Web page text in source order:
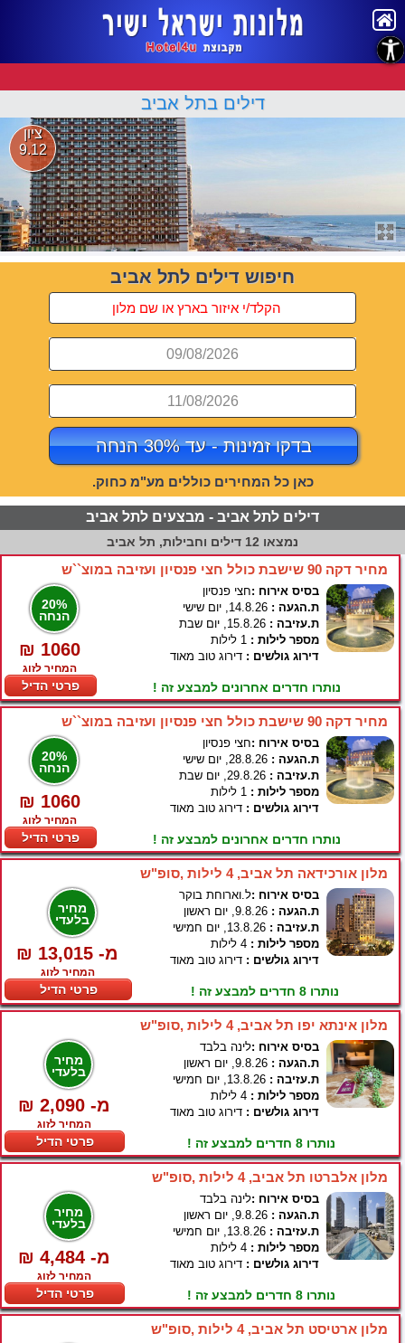
דילים בתל אביב
ציון
9.12
חיפוש דילים לתל אביב
09/08/2026
11/08/2026
בדקו זמינות - עד 30% הנחה
כאן כל המחירים כוללים מע"מ כחוק.
דילים לתל אביב - מבצעים לתל אביב
נמצאו 12 דילים וחבילות, תל אביב
מחיר דקה 90 שישבת כולל חצי פנסיון ועזיבה במוצ``ש
20%
הנחה
₪ 1060
המחיר לזוג
פרטי הדיל
בסיס אירוח :חצי פנסיון
ת.הגעה :
ת.עזיבה :
מספר לילות :
דירוג גולשים : דירוג טוב מאוד
נותרו חדרים אחרונים למבצע זה !
מחיר דקה 90 שישבת כולל חצי פנסיון ועזיבה במוצ``ש
20%
הנחה
₪ 1060
המחיר לזוג
פרטי הדיל
בסיס אירוח :חצי פנסיון
ת.הגעה :
ת.עזיבה :
מספר לילות :
דירוג גולשים : דירוג טוב מאוד
נותרו חדרים אחרונים למבצע זה !
מלון אורכידאה תל אביב, 4 לילות ,סופ"ש
מחיר
בלעדי
₪ 13,015 -מ
המחיר לזוג
פרטי הדיל
בסיס אירוח :ל.וארוחת בוקר
ת.הגעה :
ת.עזיבה :
מספר לילות :
דירוג גולשים : דירוג טוב מאוד
נותרו 8 חדרים למבצע זה !
מלון אינתא יפו תל אביב, 4 לילות ,סופ"ש
מחיר
בלעדי
₪ 2,090 -מ
המחיר לזוג
פרטי הדיל
בסיס אירוח :לינה בלבד
ת.הגעה :
ת.עזיבה :
מספר לילות :
דירוג גולשים : דירוג טוב מאוד
נותרו 8 חדרים למבצע זה !
מלון אלברטו תל אביב, 4 לילות ,סופ"ש
מחיר
בלעדי
₪ 4,484 -מ
המחיר לזוג
פרטי הדיל
בסיס אירוח :לינה בלבד
ת.הגעה :
ת.עזיבה :
מספר לילות :
דירוג גולשים : דירוג טוב מאוד
נותרו 8 חדרים למבצע זה !
מלון ארטיסט תל אביב, 4 לילות ,סופ"ש
נגישות